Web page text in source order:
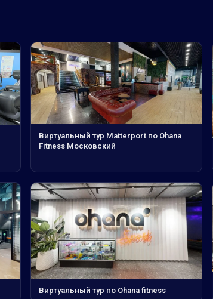
Виртуальный тур Matterport по Ohana
Fitness Московский
Виртуальный тур по Ohana fitness